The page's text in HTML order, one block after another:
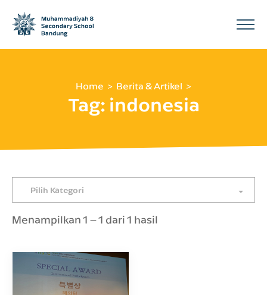
Home Berita & Artikel
Tag:indonesia
Pilih Kategori
Menampilkan 1 – 1 dari 1 hasil